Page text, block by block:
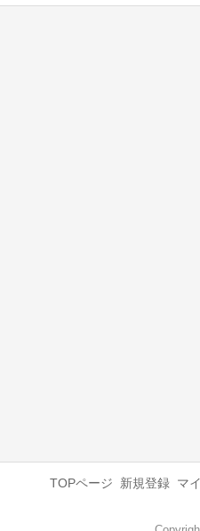
TOPページ 新規登録 マ